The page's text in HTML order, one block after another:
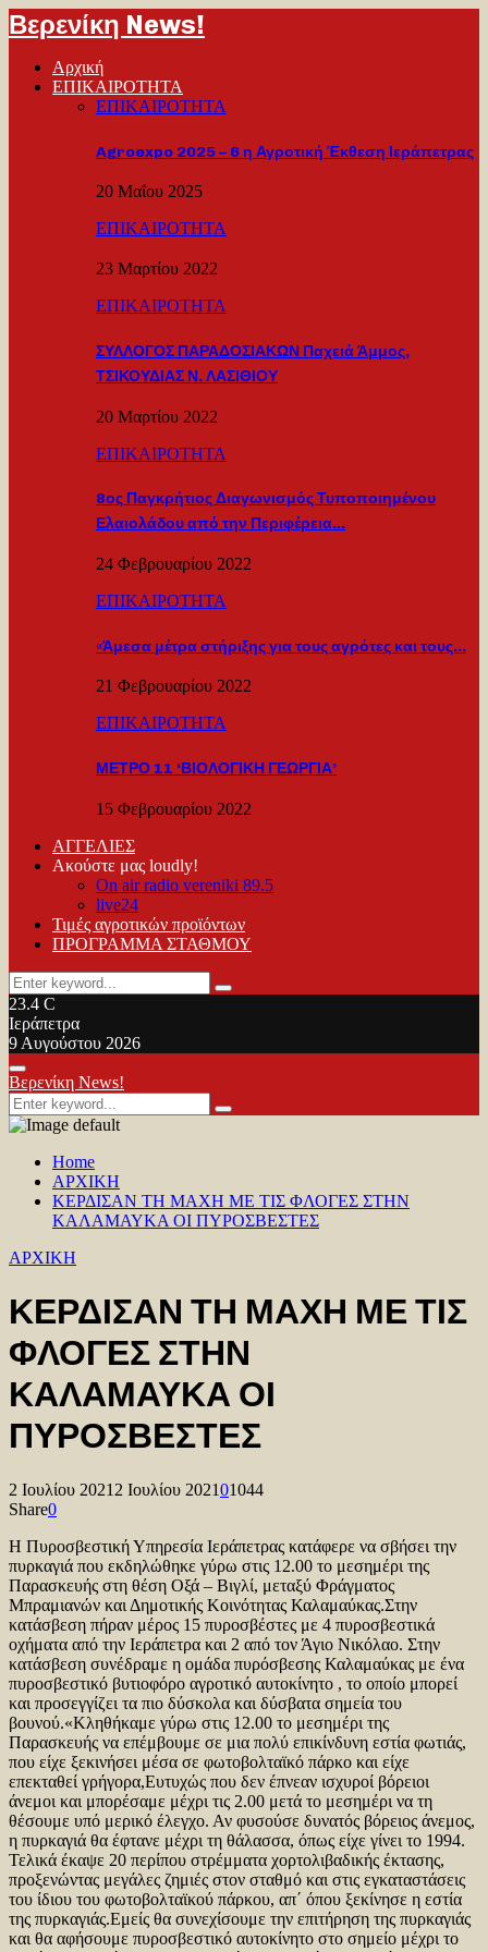
Βερενίκη News!
Αρχική
ΕΠΙΚΑΙΡΟΤΗΤΑ
ΕΠΙΚΑΙΡΟΤΗΤΑ
Agroexpo 2025 – 6 η Αγροτική Έκθεση Ιεράπετρας
20 Μαΐου 2025
ΕΠΙΚΑΙΡΟΤΗΤΑ
23 Μαρτίου 2022
ΕΠΙΚΑΙΡΟΤΗΤΑ
ΣΥΛΛΟΓΟΣ ΠΑΡΑΔΟΣΙΑΚΩΝ Παχειά Άμμος,
ΤΣΙΚΟΥΔΙΑΣ Ν. ΛΑΣΙΘΙΟΥ
20 Μαρτίου 2022
ΕΠΙΚΑΙΡΟΤΗΤΑ
8ος Παγκρήτιος Διαγωνισμός Τυποποιημένου
Ελαιολάδου από την Περιφέρεια…
24 Φεβρουαρίου 2022
ΕΠΙΚΑΙΡΟΤΗΤΑ
«Άμεσα μέτρα στήριξης για τους αγρότες και τους…
21 Φεβρουαρίου 2022
ΕΠΙΚΑΙΡΟΤΗΤΑ
ΜΕΤΡΟ 11 ‘ΒΙΟΛΟΓΙΚΗ ΓΕΩΡΓΙΑ’
15 Φεβρουαρίου 2022
ΑΓΓΕΛΙΕΣ
Ακούστε μας loudly!
On air radio vereniki 89.5
live24
Τιμές αγροτικών προϊόντων
ΠΡΟΓΡΑΜΜΑ ΣΤΑΘΜΟΥ
Search
for:
Search
23.4 C
Ιεράπετρα
9 Αυγούστου 2026
Facebook
Twitter
Youtube
Primary
Menu
Βερενίκη News!
Search
for:
Search
Home
ΑΡΧΙΚΗ
ΚΕΡΔΙΣΑΝ ΤΗ ΜΑΧΗ ΜΕ ΤΙΣ ΦΛΟΓΕΣ ΣΤΗΝ
ΚΑΛΑΜΑΥΚΑ ΟΙ ΠΥΡΟΣΒΕΣΤΕΣ
ΑΡΧΙΚΗ
ΚΕΡΔΙΣΑΝ ΤΗ ΜΑΧΗ ΜΕ ΤΙΣ
ΦΛΟΓΕΣ ΣΤΗΝ
ΚΑΛΑΜΑΥΚΑ ΟΙ
ΠΥΡΟΣΒΕΣΤΕΣ
2 Ιουλίου 2021 2 Ιουλίου 202101044
Share0
Η Πυροσβεστική Υπηρεσία Ιεράπετρας κατάφερε να σβήσει την
πυρκαγιά που εκδηλώθηκε γύρω στις 12.00 το μεσημέρι της
Παρασκευής στη θέση Οξά – Βιγλί, μεταξύ Φράγματος
Μπραμιανών και Δημοτικής Κοινότητας Καλαμαύκας.Στην
κατάσβεση πήραν μέρος 15 πυροσβέστες με 4 πυροσβεστικά
οχήματα από την Ιεράπετρα και 2 από τον Άγιο Νικόλαο. Στην
κατάσβεση συνέδραμε η ομάδα πυρόσβεσης Καλαμαύκας με ένα
πυροσβεστικό βυτιοφόρο αγροτικό αυτοκίνητο , το οποίο μπορεί
και προσεγγίζει τα πιο δύσκολα και δύσβατα σημεία του
βουνού.«Κληθήκαμε γύρω στις 12.00 το μεσημέρι της
Παρασκευής να επέμβουμε σε μια πολύ επικίνδυνη εστία φωτιάς,
που είχε ξεκινήσει μέσα σε φωτοβολταϊκό πάρκο και είχε
επεκταθεί γρήγορα,Ευτυχώς που δεν έπνεαν ισχυροί βόρειοι
άνεμοι και μπορέσαμε μέχρι τις 2.00 μετά το μεσημέρι να τη
θέσουμε υπό μερικό έλεγχο. Αν φυσούσε δυνατός βόρειος άνεμος,
η πυρκαγιά θα έφτανε μέχρι τη θάλασσα, όπως είχε γίνει το 1994.
Τελικά έκαψε 20 περίπου στρέμματα χορτολιβαδικής έκτασης,
προξενώντας μεγάλες ζημιές στον σταθμό και στις εγκαταστάσεις
του ίδιου του φωτοβολταϊκού πάρκου, απ΄ όπου ξεκίνησε η εστία
της πυρκαγιάς.Εμείς θα συνεχίσουμε την επιτήρηση της πυρκαγιάς
και θα αφήσουμε πυροσβεστικό αυτοκίνητο στο σημείο μέχρι το